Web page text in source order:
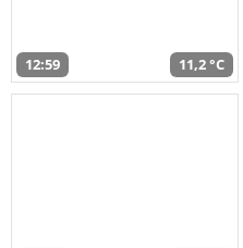
12:59 11,2 °C